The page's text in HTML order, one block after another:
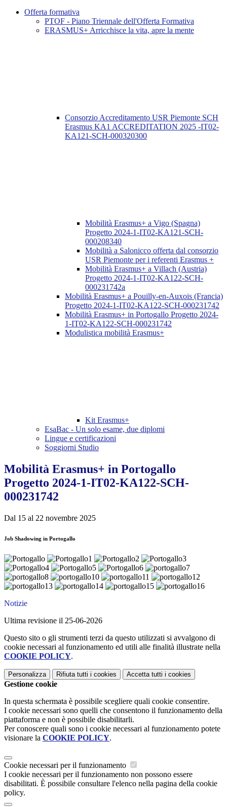
Offerta formativa
PTOF - Piano Triennale dell'Offerta Formativa
ERASMUS+ Arricchisce la vita, apre la mente
Consorzio Accreditamento USR Piemonte SCH
Erasmus KA1 ACCREDITATION 2025 -IT02-
KA121-SCH-000320300
Mobilità Erasmus+ a Vigo (Spagna)
Progetto 2024-1-IT02-KA121-SCH-
000208340
Mobilità a Salonicco offerta dal consorzio
USR Piemonte per i referenti Erasmus +
Mobilità Erasmus+ a Villach (Austria)
Progetto 2024-1-IT02-KA122-SCH-
000231742a
Mobilità Erasmus+ a Pouilly-en-Auxois (Francia)
Progetto 2024-1-IT02-KA122-SCH-000231742
Mobilità Erasmus+ in Portogallo Progetto 2024-
1-IT02-KA122-SCH-000231742
Modulistica mobilità Erasmus+
Kit Erasmus+
EsaBac - Un solo esame, due diplomi
Lingue e certificazioni
Soggiorni Studio
Mobilità Erasmus+ in Portogallo
Progetto 2024-1-IT02-KA122-SCH-
000231742
Dal 15 al 22 novembre 2025
Job Shadowing in Portogallo
Notizie
Ultima revisione il 25-06-2026
Questo sito o gli strumenti terzi da questo utilizzati si avvalgono di
cookie necessari al funzionamento ed utili alle finalità illustrate nella
COOKIE POLICY.
Personalizza Rifiuta tutti i cookies Accetta tutti i cookies
Gestione cookie
In questa schermata è possibile scegliere quali cookie consentire.
I cookie necessari sono quelli che consentono il funzionamento della
piattaforma e non è possibile disabilitarli.
Per conoscere quali sono i cookie necessari al funzionamento potete
visionare la COOKIE POLICY.
Cookie necessari per il funzionamento
I cookie necessari per il funzionamento non possono essere
disabilitati. È possibile consultare l'elenco nella pagina della cookie
policy.